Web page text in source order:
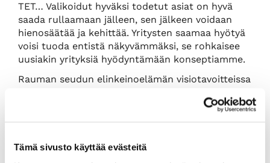
Tämä sivusto käyttää evästeitä
TET… Valikoidut hyväksi todetut asiat on hyvä
saada rullaamaan jälleen, sen jälkeen voidaan
hienosäätää ja kehittää. Yritysten saamaa hyötyä
voisi tuoda entistä näkyvämmäksi, se rohkaisee
uusiakin yrityksiä hyödyntämään konseptiamme.
Rauman seudun elinkeinoelämän visiotavoitteissa
Campukselta haluan, kuten yritysten kasvua
hienoa, että se, mikä motivoi itseä, löytyy myös